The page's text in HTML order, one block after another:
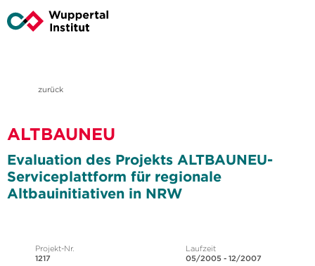
zurück
ALTBAUNEU
Evaluation des Projekts ALTBAUNEU-
Serviceplattform für regionale
Altbauinitiativen in NRW
Projekt-Nr.
1217
Laufzeit
05/2005 - 12/2007